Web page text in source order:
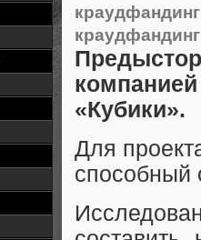
краудфандинг
краудфандинг
компанией
«Кубики».
Для
способный